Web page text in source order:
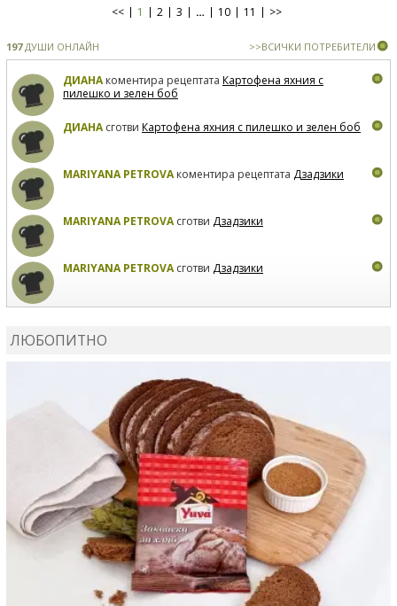
<< 1 2 3 … 10 11 >>
197ДУШИ ОНЛАЙН >>ВСИЧКИ ПОТРЕБИТЕЛИ
ДИАНАкоментира рецептата Картофена яхния с
пилешко и зелен боб
ДИАНАсготви Картофена яхния с пилешко и зелен боб
MARIYANA PETROVAкоментира рецептата Дзадзики
MARIYANA PETROVAсготви Дзадзики
MARIYANA PETROVAсготви Дзадзики
ЛЮБОПИТНО